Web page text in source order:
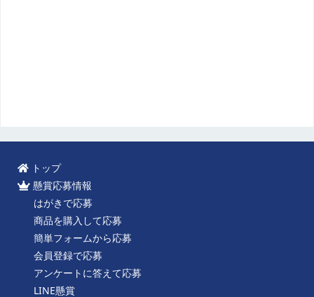
トップ
懸賞応募情報
はがきで応募
商品を購入して応募
簡単フォームから応募
会員登録で応募
アンケートに答えて応募
LINE懸賞